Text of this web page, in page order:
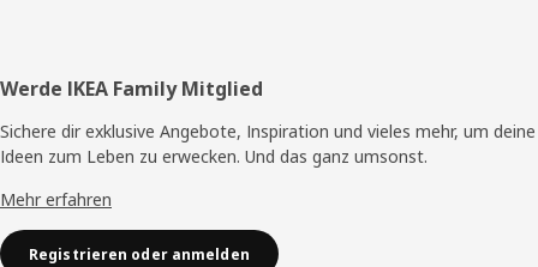
Fusszeile
Werde IKEA Family Mitglied
Sichere dir exklusive Angebote, Inspiration und vieles mehr, um deine
Ideen zum Leben zu erwecken. Und das ganz umsonst.
Mehr erfahren
Registrieren oder anmelden